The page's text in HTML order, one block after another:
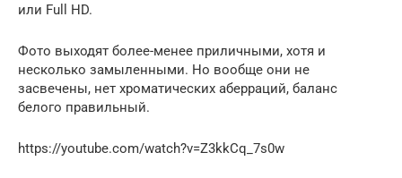
или Full HD.
Фото выходят более-менее приличными, хотя и
несколько замыленными. Но вообще они не
засвечены, нет хроматических аберраций, баланс
белого правильный.
https://youtube.com/watch?v=Z3kkCq_7s0w